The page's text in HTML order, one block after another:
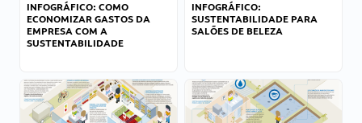
INFOGRÁFICO: COMO
ECONOMIZAR GASTOS DA
EMPRESA COM A
SUSTENTABILIDADE
INFOGRÁFICO:
SUSTENTABILIDADE PARA
SALÕES DE BELEZA